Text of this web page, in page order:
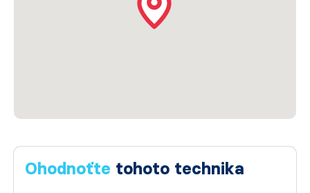
Ohodnoťte tohoto technika